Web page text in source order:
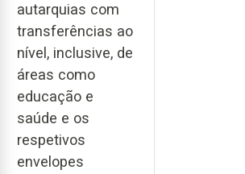
autarquias com
transferências ao
nível, inclusive, de
áreas como
educação e
saúde e os
respetivos
envelopes